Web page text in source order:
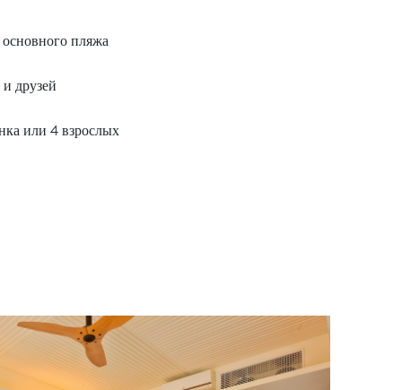
пляжа
друзей
или 4 взрослых